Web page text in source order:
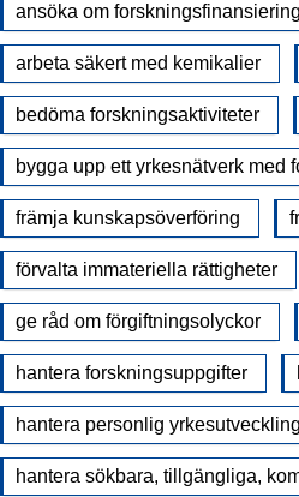
ansöka om forskningsfinansiering
arbeta säkert med kemikalier
bedöma forskningsaktiviteter
bygga upp ett yrkesnätverk med
främja kunskapsöverföring
förvalta immateriella rättigheter
ge råd om förgiftningsolyckor
hantera forskningsuppgifter
hantera personlig yrkesutveckling
hantera sökbara, tillgängliga,